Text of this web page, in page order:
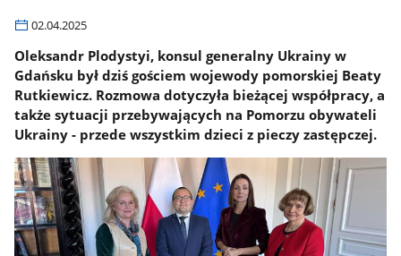
02.04.2025
Oleksandr Plodystyi, konsul generalny Ukrainy w
Gdańsku był dziś gościem wojewody pomorskiej Beaty
Rutkiewicz. Rozmowa dotyczyła bieżącej współpracy, a
także sytuacji przebywających na Pomorzu obywateli
Ukrainy - przede wszystkim dzieci z pieczy zastępczej.